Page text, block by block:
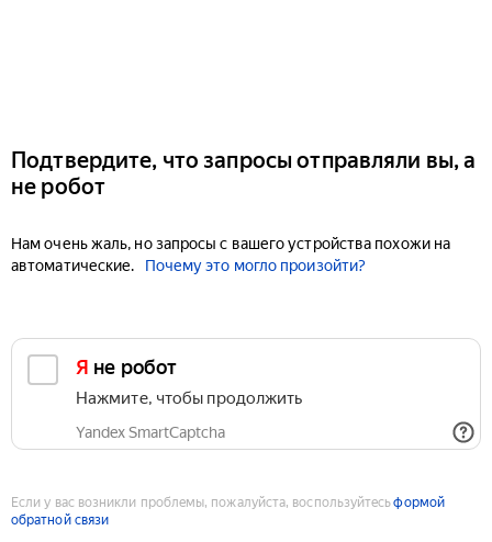
Подтвердите, что запросы отправляли вы, а
не робот
Нам очень жаль, но запросы с вашего устройства похожи на
автоматические.
Почему это могло произойти?
Я не робот
Нажмите, чтобы продолжить
Yandex SmartCaptcha
Если у вас возникли проблемы, пожалуйста, воспользуйтесьформой
обратной связи